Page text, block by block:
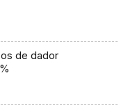
de dador